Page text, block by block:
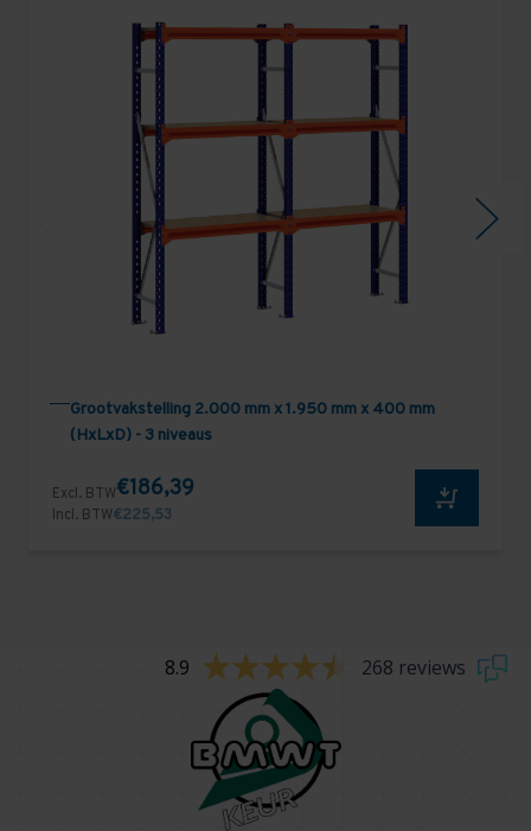
Grootvakstelling 2.000 mm x 1.950 mm x 400 mm
(HxLxD) - 3 niveaus
Excl. BTW€186,39
Incl. BTW€225,53
8.9 268 reviews